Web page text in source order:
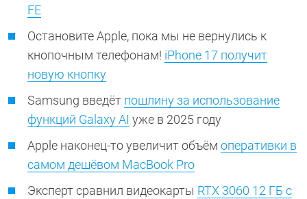
FE
Остановите Apple, пока мы не вернулись к
кнопочным телефонам! iPhone 17 получит
новую кнопку
Samsung введёт пошлину за использование
функций Galaxy AI уже в 2025 году
Apple наконец-то увеличит объём оперативки в
самом дешёвом MacBook Pro
Эксперт сравнил видеокарты RTX 3060 12 ГБ с